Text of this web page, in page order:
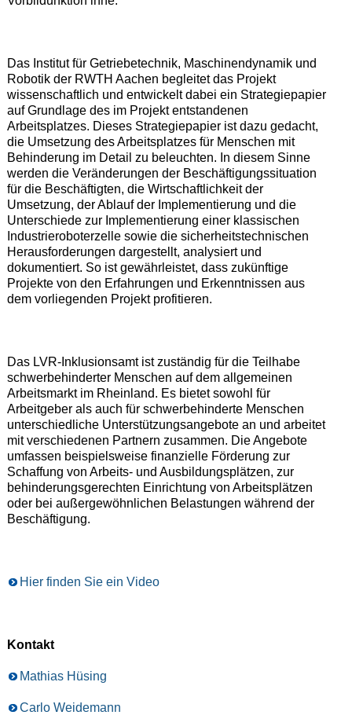
Das Institut für Getriebetechnik, Maschinendynamik und
Robotik der RWTH Aachen begleitet das Projekt
wissenschaftlich und entwickelt dabei ein Strategiepapier
auf Grundlage des im Projekt entstandenen
Arbeitsplatzes. Dieses Strategiepapier ist dazu gedacht,
die Umsetzung des Arbeitsplatzes für Menschen mit
Behinderung im Detail zu beleuchten. In diesem Sinne
werden die Veränderungen der Beschäftigungssituation
für die Beschäftigten, die Wirtschaftlichkeit der
Umsetzung, der Ablauf der Implementierung und die
Unterschiede zur Implementierung einer klassischen
Industrieroboterzelle sowie die sicherheitstechnischen
Herausforderungen dargestellt, analysiert und
dokumentiert. So ist gewährleistet, dass zukünftige
Projekte von den Erfahrungen und Erkenntnissen aus
dem vorliegenden Projekt profitieren.
Das LVR-Inklusionsamt ist zuständig für die Teilhabe
schwerbehinderter Menschen auf dem allgemeinen
Arbeitsmarkt im Rheinland. Es bietet sowohl für
Arbeitgeber als auch für schwerbehinderte Menschen
unterschiedliche Unterstützungsangebote an und arbeitet
mit verschiedenen Partnern zusammen. Die Angebote
umfassen beispielsweise finanzielle Förderung zur
Schaffung von Arbeits- und Ausbildungsplätzen, zur
behinderungsgerechten Einrichtung von Arbeitsplätzen
oder bei außergewöhnlichen Belastungen während der
Beschäftigung.
Hier finden Sie ein Video
Kontakt
Mathias Hüsing
Carlo Weidemann